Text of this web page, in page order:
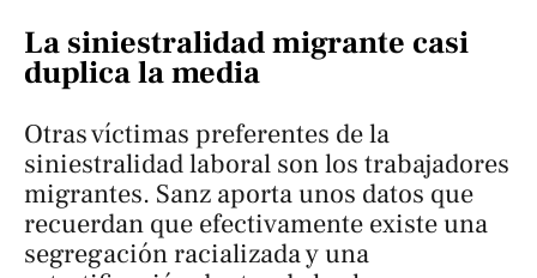
La siniestralidad migrante casi
duplica la media
Otras víctimas preferentes de la
siniestralidad laboral son los trabajadores
migrantes. Sanz aporta unos datos que
recuerdan que efectivamente existe una
segregación racializada y una